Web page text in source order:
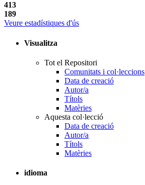
413
189
Veure estadístiques d'ús
Visualitza
Tot el Repositori
Comunitats i col·leccions
Data de creació
Autor/a
Títols
Matèries
Aquesta col·lecció
Data de creació
Autor/a
Títols
Matèries
idioma